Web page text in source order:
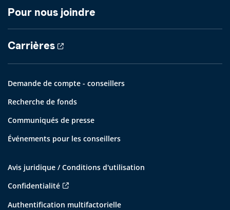
Pour nous joindre
Carrières
Demande de compte - conseillers
Recherche de fonds
Communiqués de presse
Événements pour les conseillers
Avis juridique / Conditions d'utilisation
Confidentialité
Authentification multifactorielle